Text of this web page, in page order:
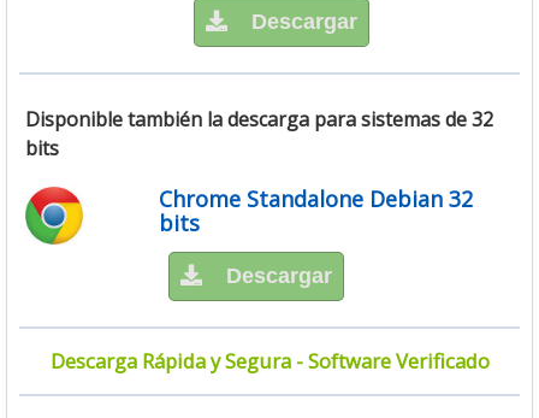
Descargar
Disponible también la descarga para sistemas de 32
bits
Chrome Standalone Debian 32
bits
Descargar
Descarga Rápida y Segura - Software Verificado